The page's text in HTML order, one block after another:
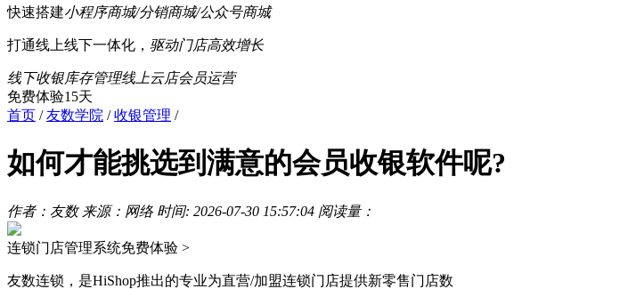
快速搭建小程序商城/分销商城/公众号商城
打通线上线下一体化， 驱动门店高效增长
线下收银库存管理线上云店会员运营
免费体验15天
首页 /友数学院 /收银管理 /
如何才能挑选到满意的会员收银软件呢?
作者：友数 来源：网络 时间: 2026-07-30 15:57:04 阅读量：
连锁门店管理系统免费体验 >
友数连锁，是HiShop推出的专业为直营/加盟连锁门店提供新零售门店数